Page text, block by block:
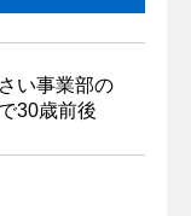
い事業部の
30歳前後